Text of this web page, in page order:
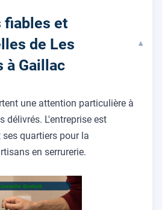
fiables et
de Les
à Gaillac
▾
une attention particulière à
délivrés. L'entreprise est
quartiers pour la
en serrurerie.